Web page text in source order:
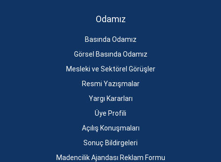
Odamız
Basında Odamız
Görsel Basında Odamız
Mesleki ve Sektörel Görüşler
Resmi Yazışmalar
Yargı Kararları
Üye Profili
Açılış Konuşmaları
Sonuç Bildirgeleri
Madencilik Ajandası Reklam Formu